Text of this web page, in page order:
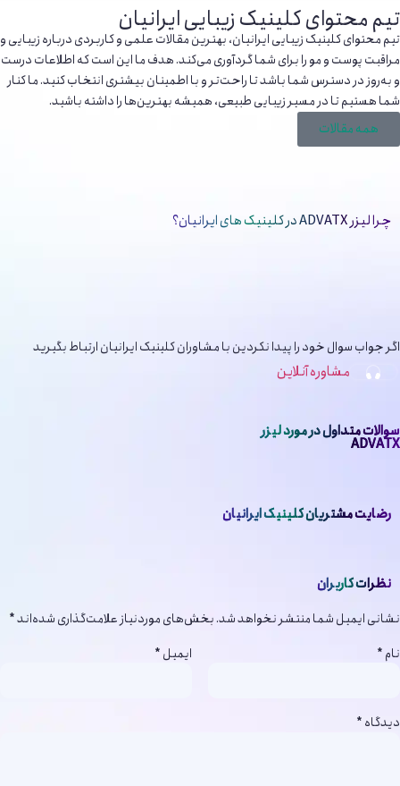
تیم محتوای کلینیک زیبایی ایرانیان
تیم محتوای کلینیک زیبایی ایرانیان، بهترین مقالات علمی و کاربردی درباره زیبایی و
مراقبت پوست و مو را برای شما گردآوری می‌کند. هدف ما این است که اطلاعات درست
و به‌روز در دسترس شما باشد تا راحت‌تر و با اطمینان بیشتری انتخاب کنید. ما کنار
شما هستیم تا در مسیر زیبایی طبیعی، همیشه بهترین‌ها را داشته باشید.
همه مقالات
چرا لیزر ADVATX در کلینیک های ایرانیان؟
اگر جواب سوال خود را پیدا نکردین با مشاوران کلینیک ایرانیان ارتباط بگیرید
مشاوره آنلاین
سوالات متداول در مورد لیزر
ADVATX
رضایت مشتریان کلینیک ایرانیان
نظرات کاربران
نشانی ایمیل شما منتشر نخواهد شد.بخش‌های موردنیاز علامت‌گذاری شده‌اند*
دیدگاه*
نام* ایمیل*